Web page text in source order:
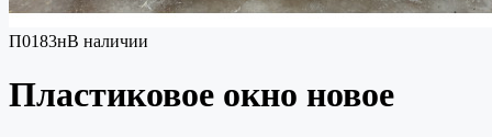
П0183нВ наличии
Пластиковое окно новое